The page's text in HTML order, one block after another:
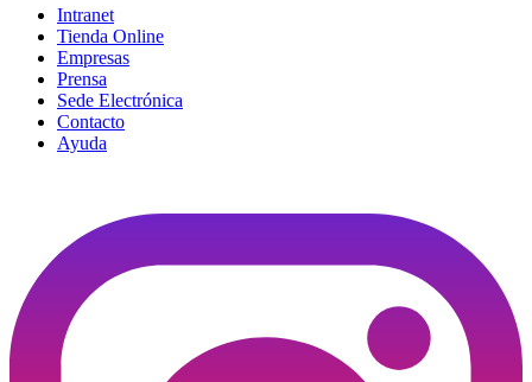
Intranet
Tienda Online
Empresas
Prensa
Sede Electrónica
Contacto
Ayuda